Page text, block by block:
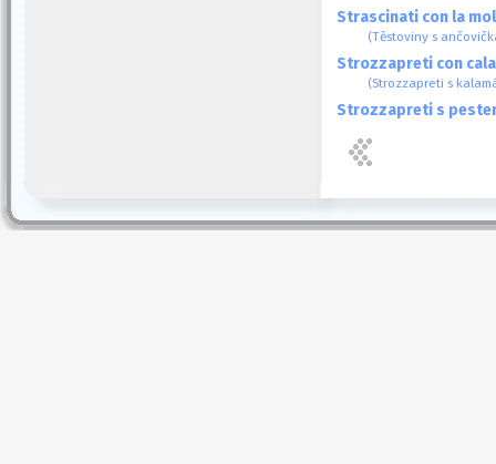
Strascinati con la
(Těstoviny s
Strozzapreti con
(Strozzapreti s
Strozzapreti s